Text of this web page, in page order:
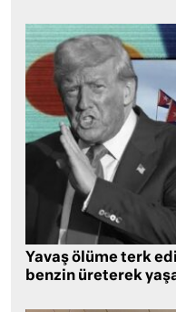
Yavaş ölüme terk
benzin üreterek